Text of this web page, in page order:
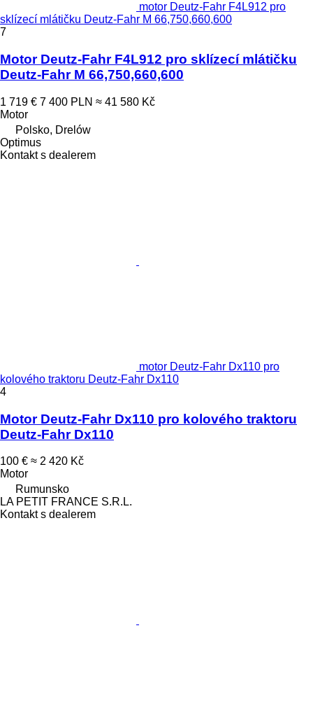
motor Deutz-Fahr F4L912 pro
sklízecí mlátičku Deutz-Fahr M 66,750,660,600
7
Motor Deutz-Fahr F4L912 pro sklízecí mlátičku
Deutz-Fahr M 66,750,660,600
1 719 € 7 400 PLN ≈ 41 580 Kč
Motor
Polsko, Drelów
Optimus
Kontakt s dealerem
motor Deutz-Fahr Dx110 pro
kolového traktoru Deutz-Fahr Dx110
4
Motor Deutz-Fahr Dx110 pro kolového traktoru
Deutz-Fahr Dx110
100 € ≈ 2 420 Kč
Motor
Rumunsko
LA PETIT FRANCE S.R.L.
Kontakt s dealerem